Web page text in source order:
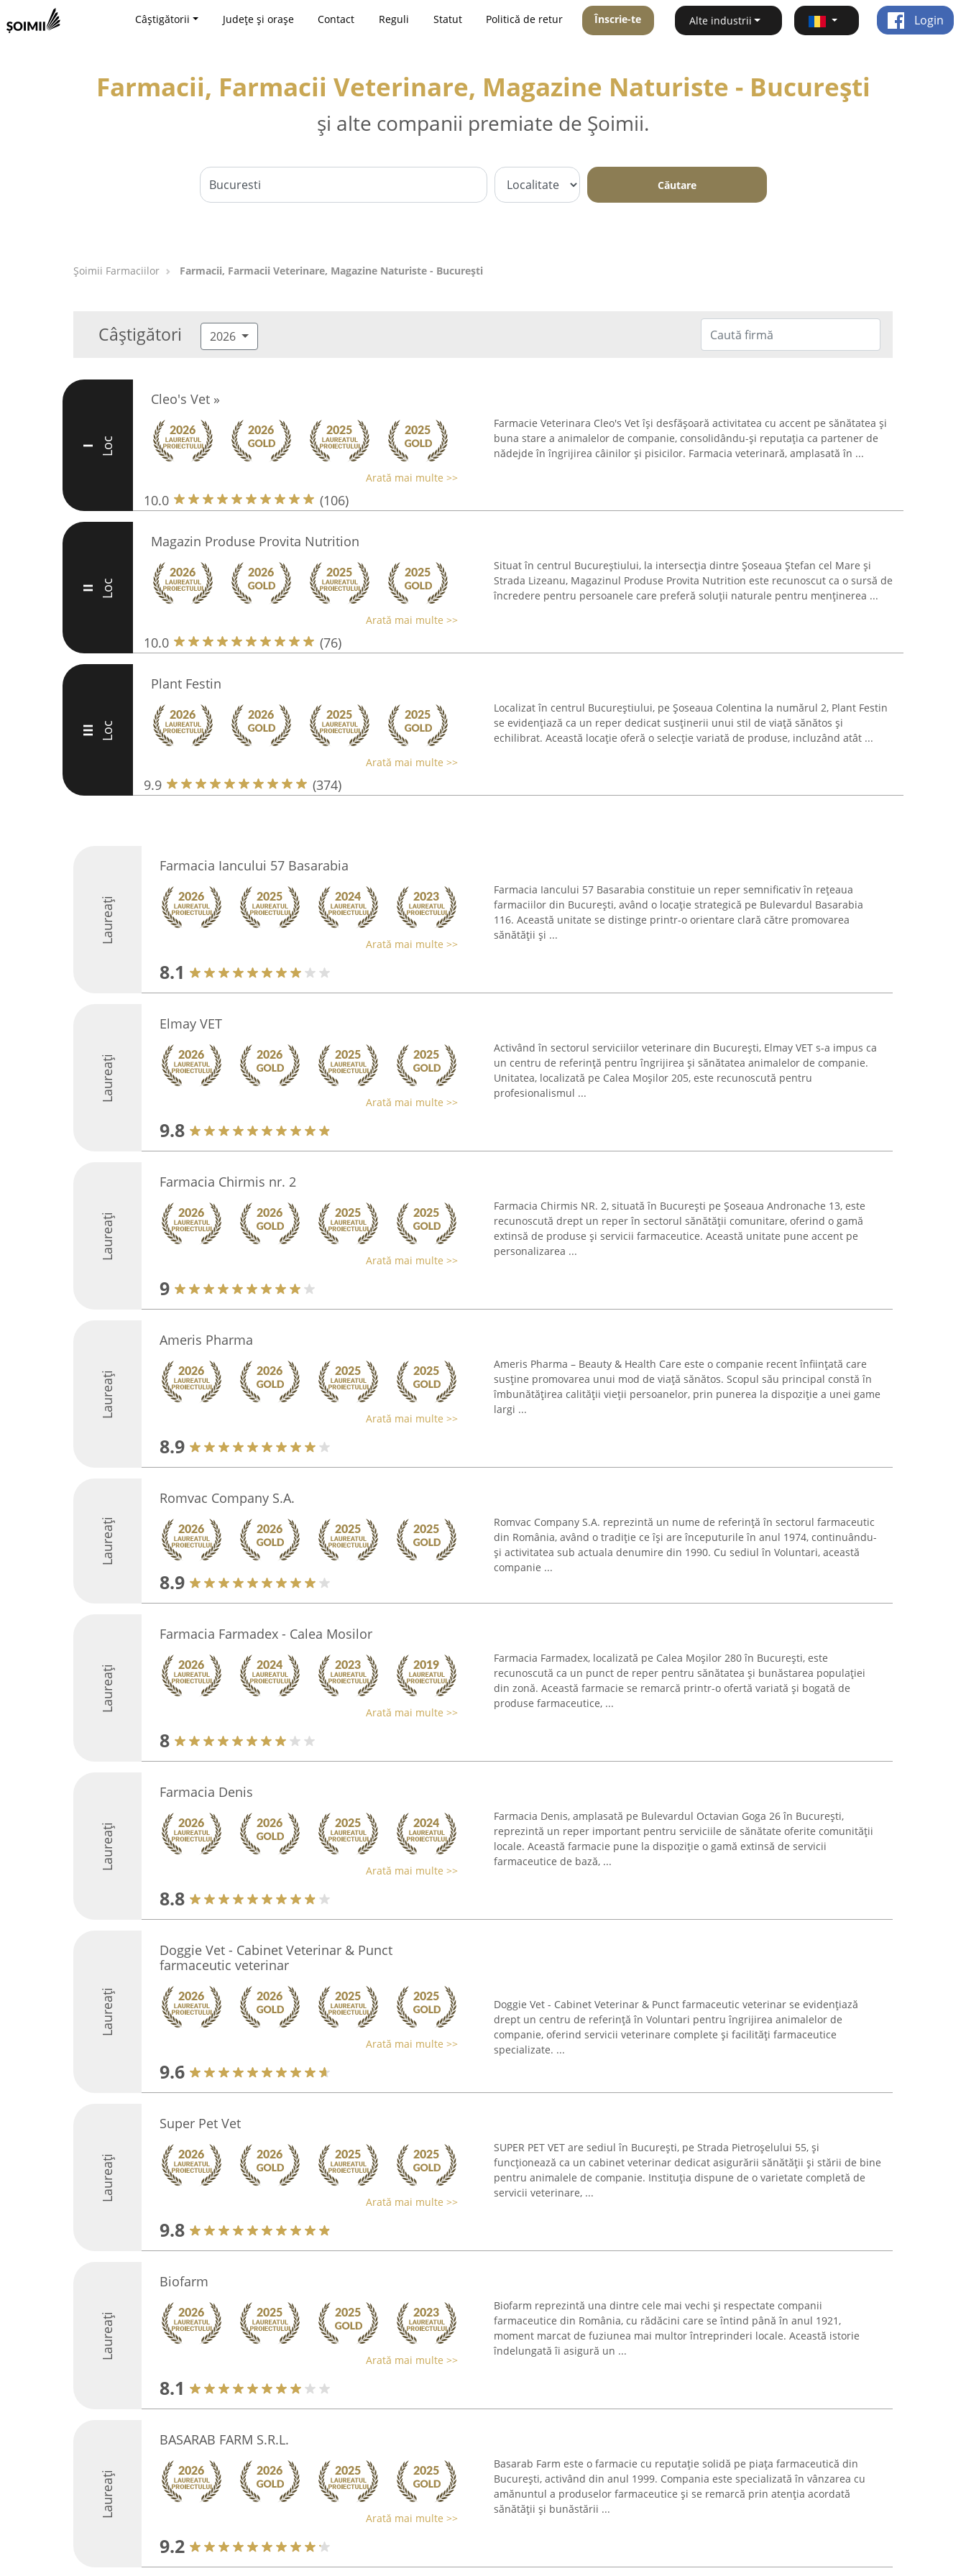
Câștigătorii Județe și orașe Contact Reguli Statut Politică de retur Înscrie-te Alte industrii Login
Farmacii, Farmacii Veterinare, Magazine Naturiste - Bucureşti
și alte companii premiate de Șoimii.
Căutare
Şoimii Farmaciilor Farmacii, Farmacii Veterinare, Magazine Naturiste - Bucureşti
Câștigători 2026
I Loc
Cleo's Vet » ️
Arată mai multe >>
10.0 (106)
Farmacie Veterinara Cleo's Vet își desfășoară activitatea cu accent pe sănătatea și
buna stare a animalelor de companie, consolidându-și reputația ca partener de
nădejde în îngrijirea câinilor și pisicilor. Farmacia veterinară, amplasată în ...
II Loc
Magazin Produse Provita Nutrition
Arată mai multe >>
10.0 (76)
Situat în centrul Bucureștiului, la intersecția dintre Șoseaua Ștefan cel Mare și
Strada Lizeanu, Magazinul Produse Provita Nutrition este recunoscut ca o sursă de
încredere pentru persoanele care preferă soluții naturale pentru menținerea ...
III Loc
Plant Festin
Arată mai multe >>
9.9 (374)
Localizat în centrul Bucureștiului, pe Șoseaua Colentina la numărul 2, Plant Festin
se evidențiază ca un reper dedicat susținerii unui stil de viață sănătos și
echilibrat. Această locație oferă o selecție variată de produse, incluzând atât ...
Laureați
Farmacia Iancului 57 Basarabia
Arată mai multe >>
8.1
Farmacia Iancului 57 Basarabia constituie un reper semnificativ în rețeaua
farmaciilor din București, având o locație strategică pe Bulevardul Basarabia
116. Această unitate se distinge printr-o orientare clară către promovarea
sănătății și ...
Laureați
Elmay VET
Arată mai multe >>
9.8
Activând în sectorul serviciilor veterinare din București, Elmay VET s-a impus ca
un centru de referință pentru îngrijirea și sănătatea animalelor de companie.
Unitatea, localizată pe Calea Moșilor 205, este recunoscută pentru
profesionalismul ...
Laureați
Farmacia Chirmis nr. 2
Arată mai multe >>
9
Farmacia Chirmis NR. 2, situată în București pe Șoseaua Andronache 13, este
recunoscută drept un reper în sectorul sănătății comunitare, oferind o gamă
extinsă de produse și servicii farmaceutice. Această unitate pune accent pe
personalizarea ...
Laureați
Ameris Pharma
Arată mai multe >>
8.9
Ameris Pharma – Beauty & Health Care este o companie recent înființată care
susține promovarea unui mod de viață sănătos. Scopul său principal constă în
îmbunătățirea calității vieții persoanelor, prin punerea la dispoziție a unei game
largi ...
Laureați
Romvac Company S.A.
8.9
Romvac Company S.A. reprezintă un nume de referință în sectorul farmaceutic
din România, având o tradiție ce își are începuturile în anul 1974, continuându-
și activitatea sub actuala denumire din 1990. Cu sediul în Voluntari, această
companie ...
Laureați
Farmacia Farmadex - Calea Mosilor
Arată mai multe >>
8
Farmacia Farmadex, localizată pe Calea Moșilor 280 în București, este
recunoscută ca un punct de reper pentru sănătatea și bunăstarea populației
din zonă. Această farmacie se remarcă printr-o ofertă variată și bogată de
produse farmaceutice, ...
Laureați
Farmacia Denis
Arată mai multe >>
8.8
Farmacia Denis, amplasată pe Bulevardul Octavian Goga 26 în București,
reprezintă un reper important pentru serviciile de sănătate oferite comunității
locale. Această farmacie pune la dispoziție o gamă extinsă de servicii
farmaceutice de bază, ...
Laureați
Doggie Vet - Cabinet Veterinar & Punct
farmaceutic veterinar
Arată mai multe >>
9.6
Doggie Vet - Cabinet Veterinar & Punct farmaceutic veterinar se evidențiază
drept un centru de referință în Voluntari pentru îngrijirea animalelor de
companie, oferind servicii veterinare complete și facilități farmaceutice
specializate. ...
Laureați
Super Pet Vet
Arată mai multe >>
9.8
SUPER PET VET are sediul în București, pe Strada Pietroșelului 55, și
funcționează ca un cabinet veterinar dedicat asigurării sănătății și stării de bine
pentru animalele de companie. Instituția dispune de o varietate completă de
servicii veterinare, ...
Laureați
Biofarm
Arată mai multe >>
8.1
Biofarm reprezintă una dintre cele mai vechi și respectate companii
farmaceutice din România, cu rădăcini care se întind până în anul 1921,
moment marcat de fuziunea mai multor întreprinderi locale. Această istorie
îndelungată îi asigură un ...
Laureați
BASARAB FARM S.R.L.
Arată mai multe >>
9.2
Basarab Farm este o farmacie cu reputație solidă pe piața farmaceutică din
București, activând din anul 1999. Compania este specializată în vânzarea cu
amănuntul a produselor farmaceutice și se remarcă prin atenția acordată
sănătății și bunăstării ...